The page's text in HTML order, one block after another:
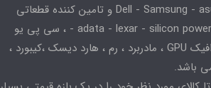
، مانیتور های متنوع Dell - Samsung - asus و تامین کننده قطعاتی
همچون هارد اکسترنال adata - lexar - silicon power - ، سی پی یو
CPU پردازنده ، کارت گرافیک GPU ، مادربرد ، رم ، هارد دیسک ،کیبورد ،
باشد.